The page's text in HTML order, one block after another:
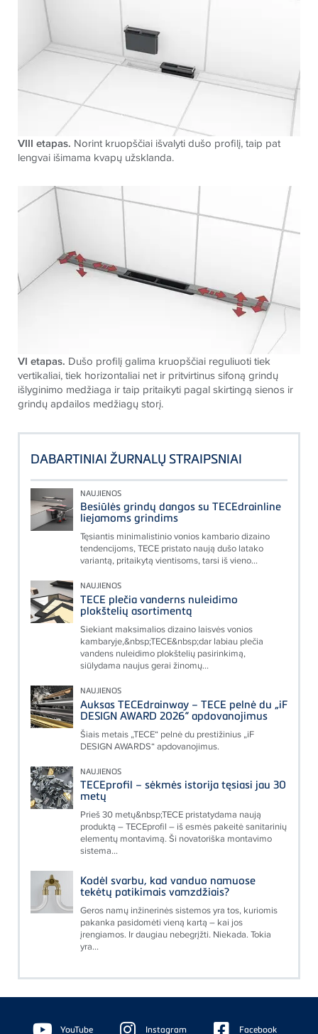
VIII etapas. Norint kruopščiai išvalyti dušo profilį, taip pat
lengvai išimama kvapų užsklanda.
VI etapas. Dušo profilį galima kruopščiai reguliuoti tiek
vertikaliai, tiek horizontaliai net ir pritvirtinus sifoną grindų
išlyginimo medžiaga ir taip pritaikyti pagal skirtingą sienos ir
grindų apdailos medžiagų storį.
DABARTINIAI ŽURNALŲ STRAIPSNIAI
NAUJIENOS
Besiūlės grindų dangos su TECEdrainline
liejamoms grindims
Tęsiantis minimalistinio vonios kambario dizaino
tendencijoms, TECE pristato naują dušo latako
variantą, pritaikytą vientisoms, tarsi iš vieno...
NAUJIENOS
TECE plečia vanderns nuleidimo
plokštelių asortimentą
Siekiant maksimalios dizaino laisvės vonios
kambaryje,&nbsp;TECE&nbsp;dar labiau plečia
vandens nuleidimo plokštelių pasirinkimą,
siūlydama naujus gerai žinomų...
NAUJIENOS
Auksas TECEdrainway – TECE pelnė du „iF
DESIGN AWARD 2026“ apdovanojimus
Šiais metais „TECE“ pelnė du prestižinius „iF
DESIGN AWARDS“ apdovanojimus.
NAUJIENOS
TECEprofil – sėkmės istorija tęsiasi jau 30
metų
Prieš 30 metų&nbsp;TECE pristatydama naują
produktą – TECEprofil – iš esmės pakeitė sanitarinių
elementų montavimą. Ši novatoriška montavimo
sistema...
Kodėl svarbu, kad vanduo namuose
tekėtų patikimais vamzdžiais?
Geros namų inžinerinės sistemos yra tos, kuriomis
pakanka pasidomėti vieną kartą – kai jos
įrengiamos. Ir daugiau nebegrįžti. Niekada. Tokia
yra...
Floating
YouTube Instagram Facebook